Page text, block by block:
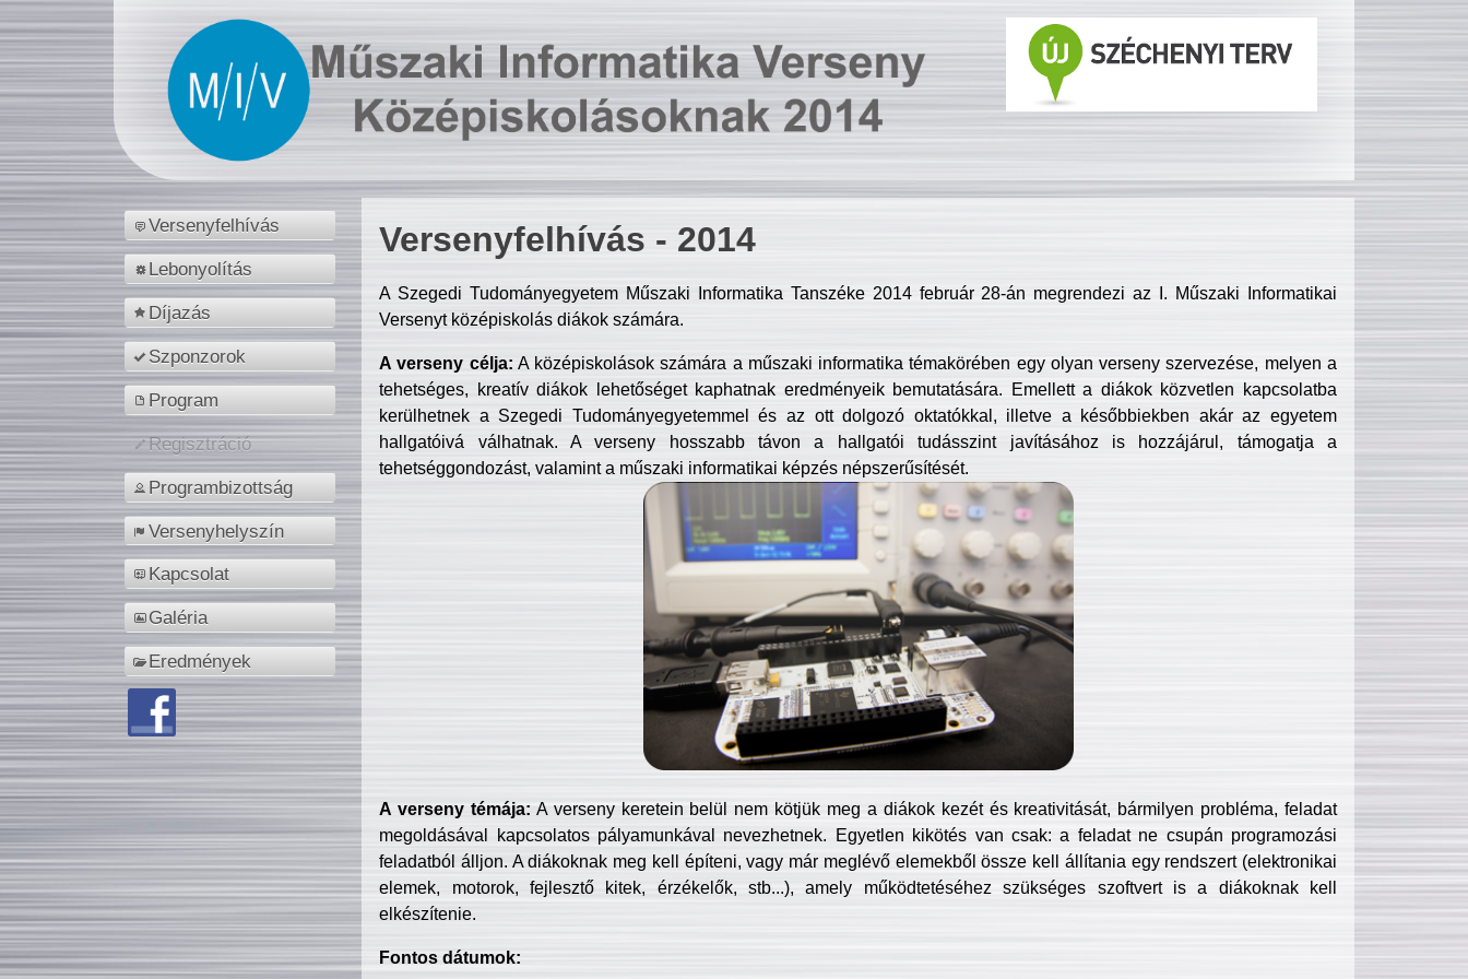
Versenyfelhívás
Lebonyolítás
Díjazás
Szponzorok
Program
Regisztráció
Programbizottság
Versenyhelyszín
Kapcsolat
Galéria
Eredmények
Versenyfelhívás - 2014
A Szegedi Tudományegyetem Műszaki Informatika Tanszéke 2014 február 28-án megrendezi az I. Műszaki Informatikai
Versenyt középiskolás diákok számára.
A verseny célja: A középiskolások számára a műszaki informatika témakörében egy olyan verseny szervezése, melyen a
tehetséges, kreatív diákok lehetőséget kaphatnak eredményeik bemutatására. Emellett a diákok közvetlen kapcsolatba
kerülhetnek a Szegedi Tudományegyetemmel és az ott dolgozó oktatókkal, illetve a későbbiekben akár az egyetem
hallgatóivá válhatnak. A verseny hosszabb távon a hallgatói tudásszint javításához is hozzájárul, támogatja a
tehetséggondozást, valamint a műszaki informatikai képzés népszerűsítését.
A verseny témája: A verseny keretein belül nem kötjük meg a diákok kezét és kreativitását, bármilyen probléma, feladat
megoldásával kapcsolatos pályamunkával nevezhetnek. Egyetlen kikötés van csak: a feladat ne csupán programozási
feladatból álljon. A diákoknak meg kell építeni, vagy már meglévő elemekből össze kell állítania egy rendszert (elektronikai
elemek, motorok, fejlesztő kitek, érzékelők, stb...), amely működtetéséhez szükséges szoftvert is a diákoknak kell
elkészítenie.
Fontos dátumok: